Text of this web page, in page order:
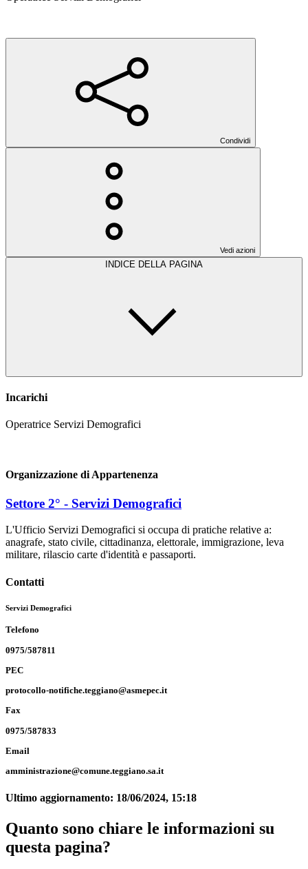
Condividi
Vedi azioni
INDICE DELLA PAGINA
Incarichi
Operatrice Servizi Demografici
Organizzazione di Appartenenza
Settore 2° - Servizi Demografici
L'Ufficio Servizi Demografici si occupa di pratiche relative a:
anagrafe, stato civile, cittadinanza, elettorale, immigrazione, leva
militare, rilascio carte d'identità e passaporti.
Contatti
Servizi Demografici
Telefono
0975/587811
PEC
protocollo-notifiche.teggiano@asmepec.it
Fax
0975/587833
Email
amministrazione@comune.teggiano.sa.it
Ultimo aggiornamento: 18/06/2024, 15:18
Quanto sono chiare le informazioni su
questa pagina?